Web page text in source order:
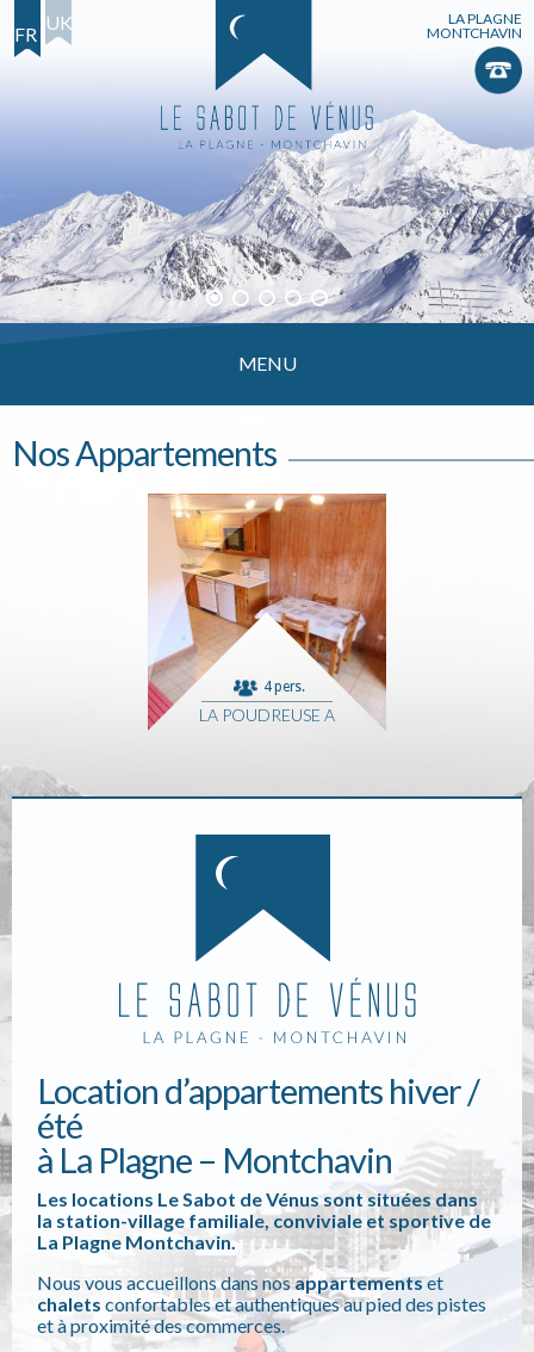
FR
UK
LA PLAGNE
MONTCHAVIN
Le Sabot de Vénus
MENU
Nos Appartements
4 pers.
LA POUDREUSE A
Location d’appartements hiver /
été
à La Plagne – Montchavin
Les locations Le Sabot de Vénus sont situées dans
la station-village familiale, conviviale et sportive de
La Plagne Montchavin.
Nous vous accueillons dans nosappartementset
chalets confortables et authentiques au pied des pistes
et à proximité des commerces.